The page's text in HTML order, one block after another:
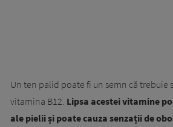
Un ten palid poate fi un semn că trebuie
vitamina B12. Lipsa acestei vitamine
ale pielii și poate cauza senzații de